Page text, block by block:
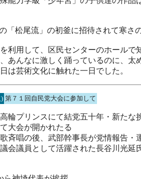
「松尾流」の初釜に招待されて寒さ
利用して、区民センターのホールで
あんなに激しく踊っているのに、太
は芸術文化に触れた一日でした。
第７１回自民党大会に参加して
輪プリンスにて結党五十年・新たな
大会が開かれたる
斉唱の後、武部幹事長が党情報告・
会議員として活躍された長谷川光延